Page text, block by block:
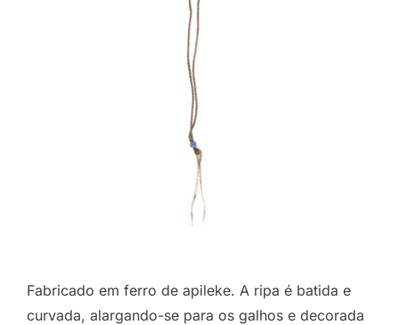
Fabricado em ferro de apileke. A ripa é batida e
curvada, alargando-se para os galhos e decorada